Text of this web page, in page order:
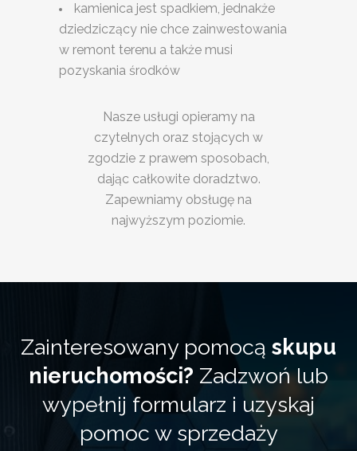
kamienica jest spadkiem, jednakże
dziedziczący nie chce zainwestowania
w remont terenu a także musi
pozyskania środków
Nasze usługi opieramy na
czytelnych oraz stojących w
zgodzie z prawem sposobach,
dając całkowite doradztwo.
Zapewniamy obsługę na
najwyższym poziomie.
Zainteresowany pomocą skupu
nieruchomości? Zadzwoń lub
wypełnij formularz i uzyskaj
pomoc w sprzedaży